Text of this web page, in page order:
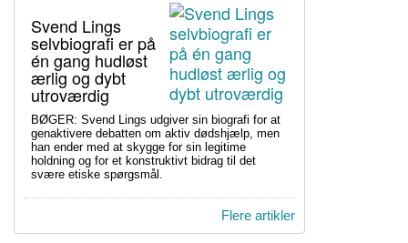
Svend Lings
selvbiografi er på
én gang hudløst
ærlig og dybt
utroværdig
BØGER: Svend Lings udgiver sin biografi for at
genaktivere debatten om aktiv dødshjælp, men
han ender med at skygge for sin legitime
holdning og for et konstruktivt bidrag til det
svære etiske spørgsmål.
Flere artikler